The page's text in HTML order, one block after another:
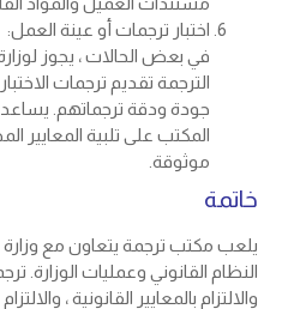
اختبار ترجمات أو عينة العمل:
في بعض الحالات ، يجوز
الترجمة تقديم ترجمات
جودة ودقة ترجماتهم. يساعد
المكتب على تلبية المعايير
موثوقة.
خاتمة
يلعب مكتب ترجمة يتعاون مع وزارة
النظام القانوني وعمليات الوزارة.
والالتزام بالمعايير القانونية ،